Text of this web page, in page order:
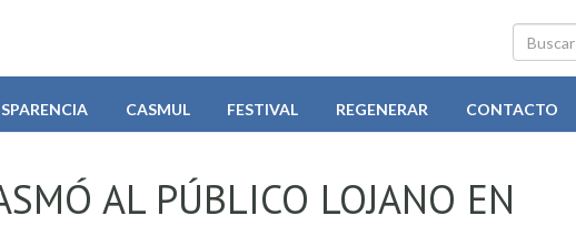
Buscar
CASMUL FESTIVAL REGENERAR CONTACTO
AL PÚBLICO LOJANO EN